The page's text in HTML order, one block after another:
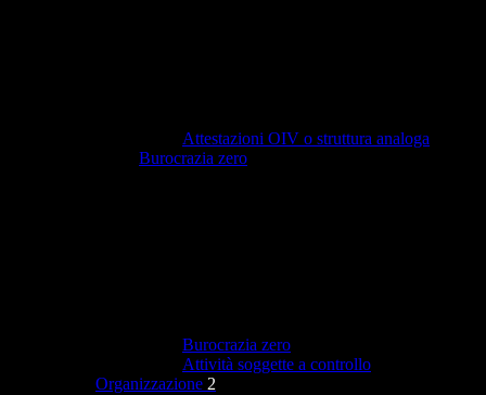
Attestazioni OIV o struttura analoga
Burocrazia zero
Burocrazia zero
Attività soggette a controllo
Organizzazione 2